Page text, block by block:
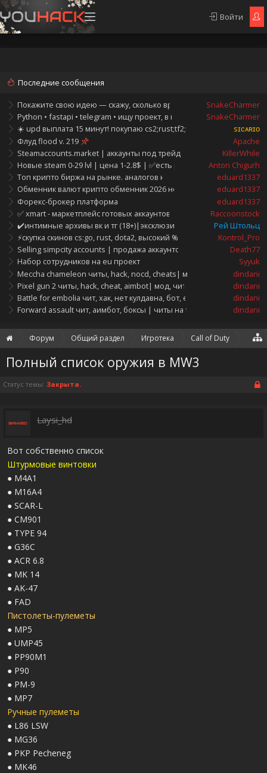
Последние сообщения
Покажите свою идею — скажу, сколько времени займётSnakeCharmer
Python • fastapi • telegram • ищу проект, в который захочется
SnakeCharmer
☀️ upd выплата 15 минут! покупаю cs2;rust;tf2;dota2: hold, ботами,
sɪᴄᴀʀɪᴏ
Флуд flood v. 219
Apache
Steamaccounts.market | аккаунты под трейд и парсинг |KillerWhile
Новые steam 0-29 lvl | цена 1-2.8$ | ✅есть родная rambler почта
Anton Chigurh
Топ крипто биржа на рынке. аналогов нет
eduard1337
Обменник валют крипто обменник 2026 новый crypto exchanger
eduard1337
Форекс-брокер платформа
eduard1337
✅ xmart - маркетплейс готовых аккаунтов. покупка и продажа.
Raccoonstock
✔️интимные архивы вк и тг (18+)|эксклюзивные товары|shtolts
Рей Штольц
⚡скупка скинов cs:go, rust, dota2, высокий %, быстрые выплаты [деп
Kontrol_Pro
Selling simpcity accounts | продажа аккаунтов simpcity
Death77
Набор сотрудников на eu проект
Syyuk
Meccha chameleon читы, hack, nocd, cheats| мод, телепорт наdindani
Pixel gun 2 читы, hack, cheat, aimbot| мод, чит на pixel gun 2 аимбот
dindani
Battle for embolia чит, хак, нет кулдавна, бот, esp, battle for embolia
dindani
Forward assault чит, аимбот, боксы | читы на forward assaultdindani
Форум Общий раздел Игротека Call of Duty
Полный список оружия в MW3
Статус темы: Закрыта.
Laysi_hd
Вот собственно список
Штурмовые винтовки
● M4A1
● M16A4
● SCAR-L
● CM901
● TYPE 94
● G36C
● ACR 6.8
● MK 14
● AK-47
● FAD
Пистолеты-пулеметы
● MP5
● UMP45
● PP90M1
● P90
● PM-9
● MP7
Ручные пулеметы
● L86 LSW
● MG36
● PKP Pecheneg
● MK46
Войти